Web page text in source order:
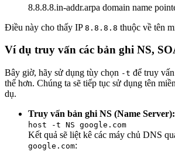
8.8.8.8.in-addr.arpa domain name
Điều này cho thấy IP 8.8.8.8 thuộc về tên
Ví dụ truy vấn các bản ghi NS,
Bây giờ, hãy sử dụng tùy chọn -t để truy
thể hơn. Chúng ta sẽ tiếp tục sử dụng tên miền
dụ.
Truy vấn bản ghi NS (Name Server):
host -t NS google.com
Kết quả sẽ liệt kê các máy chủ DNS
google.com: